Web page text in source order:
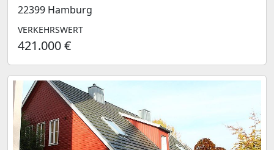
22399 Hamburg
VERKEHRSWERT
421.000 €